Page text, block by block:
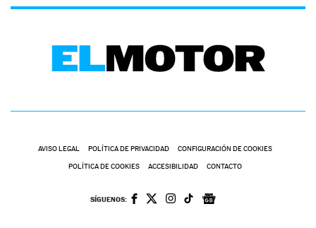
AVISO LEGAL POLÍTICA DE PRIVACIDAD CONFIGURACIÓN DE COOKIES
POLÍTICA DE COOKIES ACCESIBILIDAD CONTACTO
SÍGUENOS: